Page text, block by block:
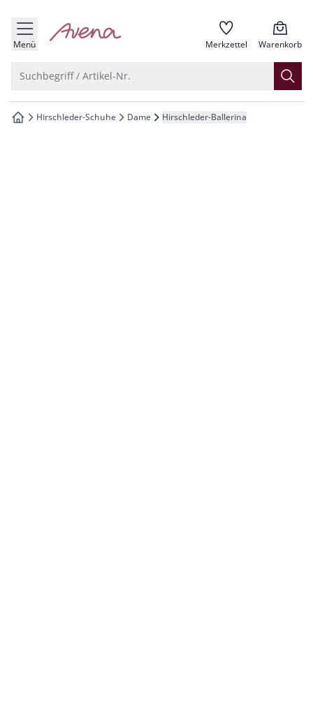
springen
springen
springen
springen
Menü zur Startseite Merkzettel Warenkorb
Suchbegriff / Artikel-Nr.
zur Startseite
Hirschleder-Schuhe Dame Hirschleder-Ballerina